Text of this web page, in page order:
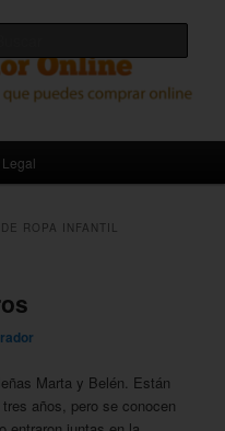
ROPA INFANTIL
Marta y Belén. Están
años, pero se conocen